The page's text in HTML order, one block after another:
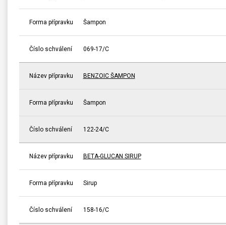
Forma přípravku Šampon
Číslo schválení 069-17/C
Název přípravku BENZOIC ŠAMPON
Forma přípravku Šampon
Číslo schválení 122-24/C
Název přípravku BETA-GLUCAN SIRUP
Forma přípravku Sirup
Číslo schválení 158-16/C